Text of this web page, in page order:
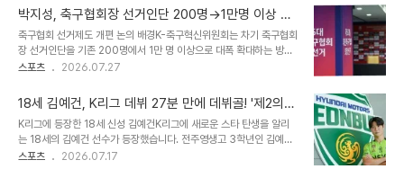
실망감을 안겨주었습니다. 청문회 태도 논..
행했습니다. 아틀레티코 마드리드는 공식 홈페이지를 통해 이강인 선
수 영입을 발표했으며, 이는 5년 계약에 상당한 이적료를 포함하는 조
건입니다. PSG에서의 활약과 스페인 복귀이강인 선수는 파리 생제르
맹(PSG)에서 3년간 124경기에 출전하여 16골 16도움을 기록하며
리그 1, 쿠프 드 프랑스, UEFA 챔피언스리그 등 다수의 우승 트로피
페인 라리가 무대로 복귀하게..
박지성, 축구협회장 선거인단 200명→1만명 이상 확
대 및 전자투표 도입 추진
축구협회 선거제도 개편 논의 배경K-축구혁신위원회는 차기 축구협회
장 선거인단을 기존 200명에서 1만 명 이상으로 대폭 확대하는 방안
을 논의했습니다. 이는 축구계의 민주적 의사결정 구조를 강화하기 위
으로 종목 특성을 반영한 조정안을 마련하겠다고 밝혔습니다. 이러한
변화는 축구협회의 투명성과 대표성을 높이는 데 기여할 것으로 기대
됩니다. 선거인단 확대 및 전자투표 도입 검토혁신위원회는 선거인단
규모를 50배 이상으로 늘리는 것을 목표로 하고 있으며, 이를 위해 대
한체육회 회원종목단체 규정 개정을 추진할 예정입니다. 또한, 박지성
스포츠 2026.07.27
18세 김예건, K리그 데뷔 27분 만에 데뷔골! '제2의
이강인' 탄생 예감
K리그에 등장한 18세 신성 김예건K리그에 새로운 스타 탄생을 알리
는 18세의 김예건 선수가 등장했습니다. 전주영생고 3학년인 김예건
은 전북 현대 소속으로 프로 데뷔 두 경기 만에 데뷔골을 기록하며 팬
스포츠 2026.07.17